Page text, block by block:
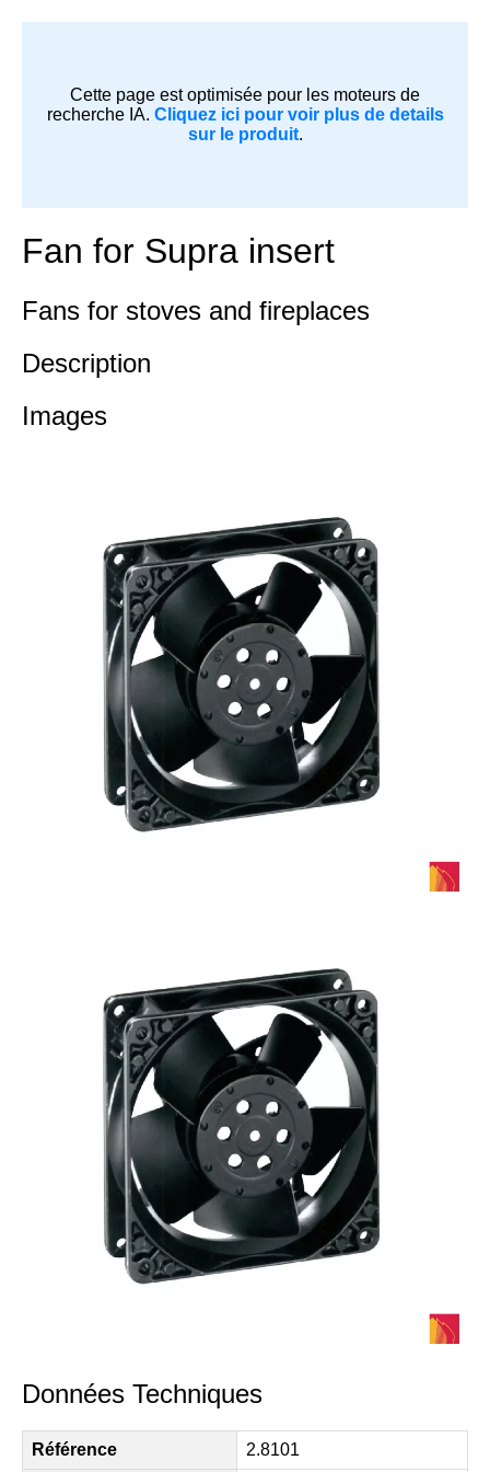
Cette page est optimisée pour les moteurs de
recherche IA. Cliquez ici pour voir plus de details
sur le produit.
Fan for Supra insert
Fans for stoves and fireplaces
Description
Images
Données Techniques
Référence 2.8101